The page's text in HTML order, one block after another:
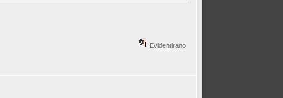
Evidentirano